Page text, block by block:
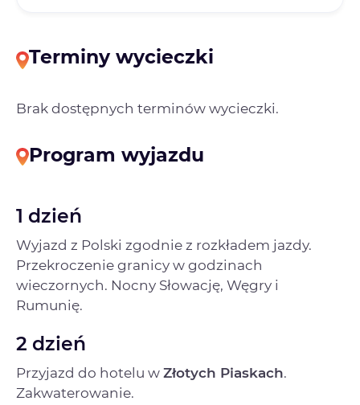
Terminy wycieczki
Brak dostępnych terminów wycieczki.
Program wyjazdu
1 dzień
Wyjazd z Polski zgodnie z rozkładem jazdy.
Przekroczenie granicy w godzinach
wieczornych. Nocny Słowację, Węgry i
Rumunię.
2 dzień
Przyjazd do hotelu w Złotych Piaskach.
Zakwaterowanie.